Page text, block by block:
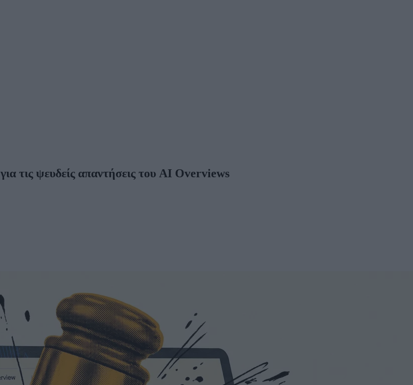
τις ψευδείς απαντήσεις του AI Overviews